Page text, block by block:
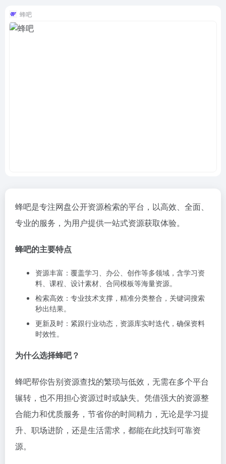
蜂吧
蜂吧是专注网盘公开资源检索的平台，以高效、全面、
专业的服务，为用户提供一站式资源获取体验。​
蜂吧的主要特点
资源丰富：覆盖学习、办公、创作等多领域，含学习资
料、课程、设计素材、合同模板等海量资源。​
检索高效：专业技术支撑，精准分类整合，关键词搜索
秒出结果。​
更新及时：紧跟行业动态，资源库实时迭代，确保资料
时效性。​
为什么选择蜂吧？
蜂吧帮你告别资源查找的繁琐与低效，无需在多个平台
辗转，也不用担心资源过时或缺失。凭借强大的资源整
合能力和优质服务，节省你的时间精力，无论是学习提
升、职场进阶，还是生活需求，都能在此找到可靠资
源。​